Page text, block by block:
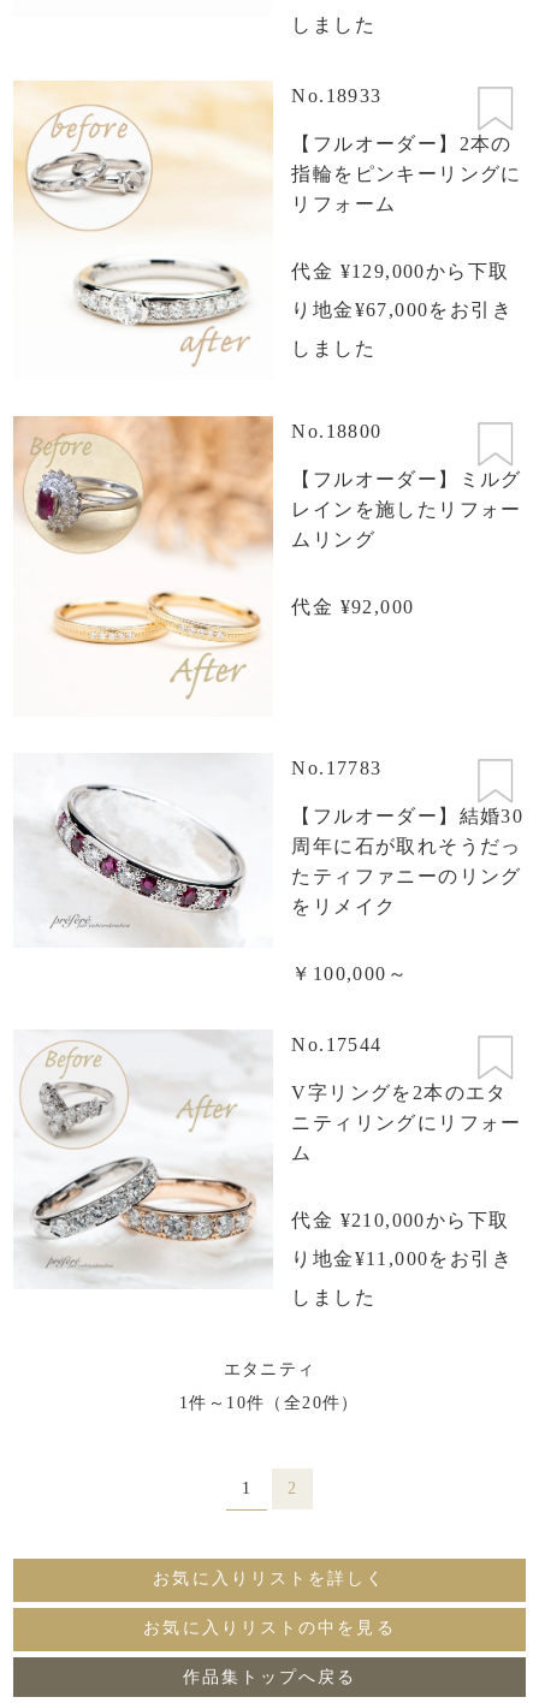
しました
No.18933
【フルオーダー】2本の
指輪をピンキーリングに
リフォーム
代金 ¥129,000から下取
り地金¥67,000をお引き
しました
No.18800
【フルオーダー】ミルグ
レインを施したリフォー
ムリング
代金 ¥92,000
No.17783
【フルオーダー】結婚30
周年に石が取れそうだっ
たティファニーのリング
をリメイク
￥100,000～
No.17544
V字リングを2本のエタ
ニティリングにリフォー
ム
代金 ¥210,000から下取
り地金¥11,000をお引き
しました
エタニティ
1件～10件（全20件）
1 2
お気に入りリストを詳しく
お気に入りリストの中を見る
作品集トップへ戻る